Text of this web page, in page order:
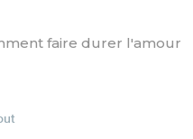
faire durer l'amour